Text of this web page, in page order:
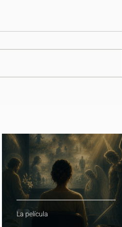
La película